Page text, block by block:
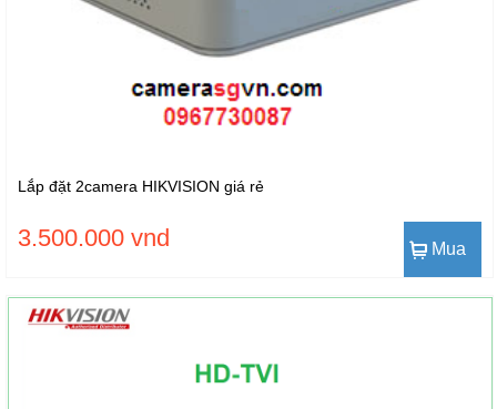
Lắp đặt 2camera HIKVISION giá rẻ
3.500.000 vnd Mua